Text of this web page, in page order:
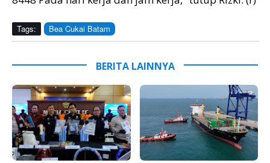
Tags: Bea Cukai Batam
BERITA LAINNYA